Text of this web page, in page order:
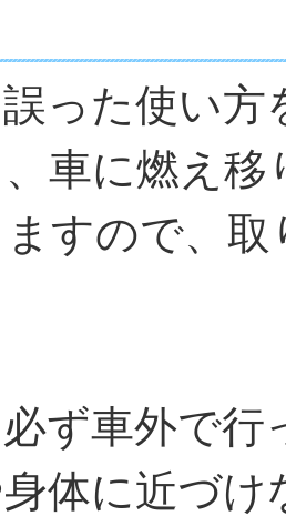
った使い
車に燃え
すので、
必ず車外で
体に近づ